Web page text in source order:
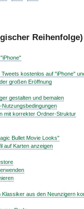
Reihenfolge)
kostenlos auf "iPhone"
großen Eröffnung
gestalten und bemalen
mit korrekter Ordner-Struktur
Bullet Movie Looks"
auf Karten anzeigen
aus den Neunzigern